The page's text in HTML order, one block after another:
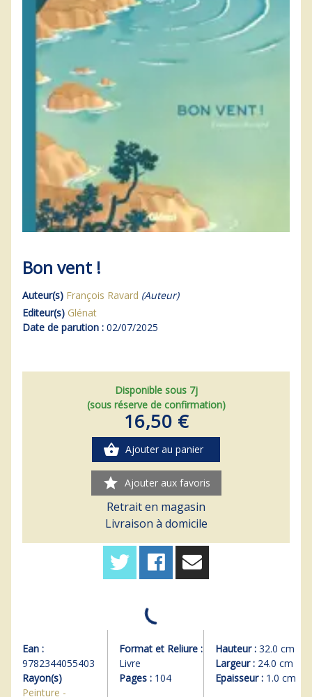
Bon vent !
Auteur(s) François Ravard (Auteur)
Editeur(s) Glénat
Date de parution : 02/07/2025
Disponible sous 7j
(sous réserve de confirmation)
16,50 €
shopping_basket Ajouter au panier
star Ajouter aux favoris
Retrait en magasin
Livraison à domicile
Ean :
9782344055403
Rayon(s)
Peinture -
Format et Reliure :
Livre
Pages :104
Hauteur : 32.0 cm
Largeur : 24.0 cm
Epaisseur : 1.0 cm